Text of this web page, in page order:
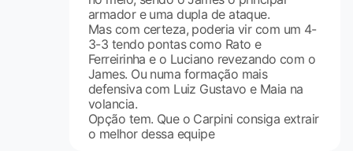
armador e uma dupla de ataque.
Mas com certeza, poderia vir com um 4-
3-3 tendo pontas como Rato e
Ferreirinha e o Luciano revezando com o
James. Ou numa formação mais
defensiva com Luiz Gustavo e Maia na
volancia.
Opção tem. Que o Carpini consiga extrair
o melhor dessa equipe